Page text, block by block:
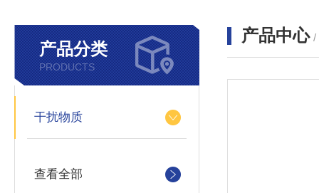
产品分类
PRODUCTS
干扰物质
查看全部
产品中心 /